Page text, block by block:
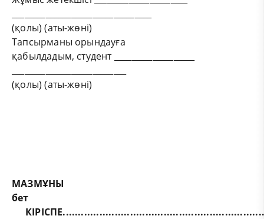
(қолы) (аты-жөні)
Тапсырманы орындауға
қабылдадым, студент ___________________
(қолы) (аты-жөні)
МАЗМҰНЫ
бет